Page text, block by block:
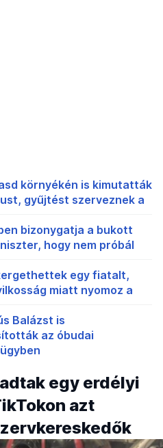
környékén is kimutatták
gyűjtést szerveznek a
bizonygatja a bukott
hogy nem próbál
egy fiatalt,
miatt nyomoz a
Balázst is
az óbudai
egy erdélyi
azt